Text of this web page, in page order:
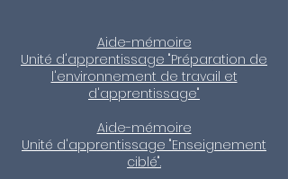
Aide-mémoire
Unité d'apprentissage "Préparation de
l'environnement de travail et
d'apprentissage"
Aide-mémoire
Unité d'apprentissage "Enseignement
ciblé".